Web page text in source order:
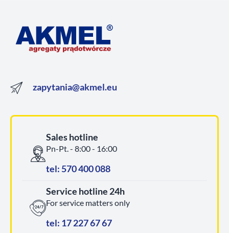
zapytania@akmel.eu
Sales hotline
Pn-Pt. - 8:00 - 16:00
tel: 570 400 088
Service hotline 24h
For service matters only
tel: 17 227 67 67